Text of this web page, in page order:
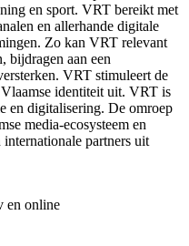
en sport. VRT bereikt met
en allerhande digitale
Zo kan VRT relevant
bijdragen aan een
VRT stimuleert de
identiteit uit. VRT is
en digitalisering. De omroep
media-ecosysteem en
partners uit
en online